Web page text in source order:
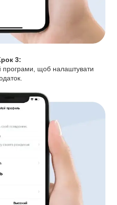
3:
програми, щоб налаштувати